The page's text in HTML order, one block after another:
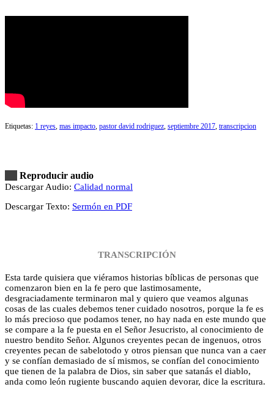
Etiquetas: 1 reyes mas impacto pastor david rodriguez septiembre 2017 transcripcion
Reproducir audio
Descargar Audio: Calidad normal
Descargar Texto: Sermón en PDF
TRANSCRIPCIÓN
Esta tarde quisiera que viéramos historias bíblicas de personas que
comenzaron bien en la fe pero que lastimosamente,
desgraciadamente terminaron mal y quiero que veamos algunas
cosas de las cuales debemos tener cuidado nosotros, porque la fe es
lo más precioso que podamos tener, no hay nada en este mundo que
se compare a la fe puesta en el Señor Jesucristo, al conocimiento de
nuestro bendito Señor. Algunos creyentes pecan de ingenuos, otros
creyentes pecan de sabelotodo y otros piensan que nunca van a caer
y se confían demasiado de sí mismos, se confían del conocimiento
que tienen de la palabra de Dios, sin saber que satanás el diablo,
anda como león rugiente buscando aquien devorar, dice la escritura.